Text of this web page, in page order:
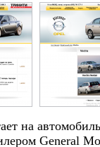
на
General